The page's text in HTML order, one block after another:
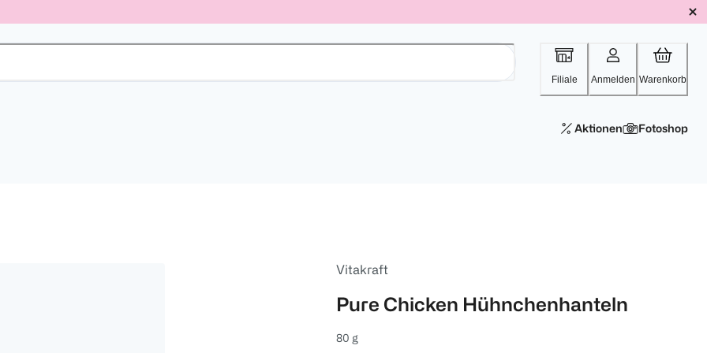
Filiale Anmelden Warenkorb
Aktionen Fotoshop
Vitakraft
Pure Chicken Hühnchenhanteln
80 g